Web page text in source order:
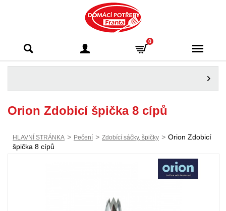
Franta - Příbram
0
Orion Zdobicí špička 8 cípů
HLAVNÍ STRÁNKA > Pečení > Zdobící sáčky, špičky > Orion Zdobicí
špička 8 cípů